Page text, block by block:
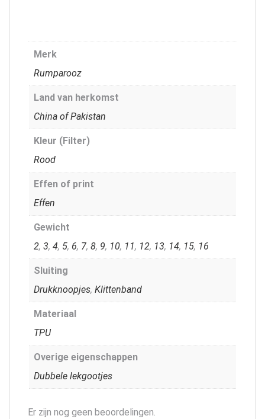
Merk
Rumparooz
Land van herkomst
China of Pakistan
Kleur (Filter)
Rood
Effen of print
Effen
Gewicht
2, 3, 4, 5, 6, 7, 8, 9, 10, 11, 12, 13, 14, 15, 16
Sluiting
Drukknoopjes, Klittenband
Materiaal
TPU
Overige eigenschappen
Dubbele lekgootjes
Er zijn nog geen beoordelingen.